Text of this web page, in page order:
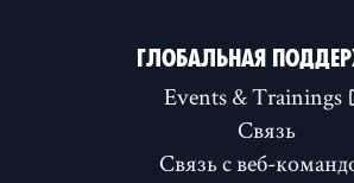
ГЛОБАЛЬНАЯ
Events & Trainings
Связь
Связь с веб-